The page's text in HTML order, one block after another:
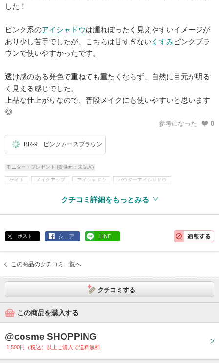
した！
ピンク系のアイシャドウは腫れぼったく見えやすいイメージが
あり少し苦手でしたが、こちらは甘すぎない くすみピンクブラ
ウンで使いやすかったです。
透け感のある発色で重ねても重たくならず、自然に目元が明る
く見える感じでした。
上品な仕上がりなので、普段メイクにも使いやすいと思います
◎
参考になった 0
BR-9 ピンクムースブラウン
モニター・プレゼント (提供元：未記入)
ケイト メイクアップ アイシャドウ パウダーアイシャドウ
クチコミ詳細をもっとみる
ポスト シェア LINE
この商品のクチコミ一覧へ
クチコミする
この商品を購入する
@cosme SHOPPING
1,500円（税込）以上ご購入で送料無料